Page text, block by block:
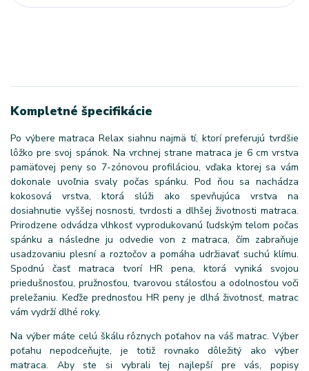
Kompletné špecifikácie
Po výbere matraca Relax siahnu najmä tí, ktorí preferujú tvrdšie
lôžko pre svoj spánok. Na vrchnej strane matraca je 6 cm vrstva
pamäťovej peny so 7-zónovou profiláciou, vďaka ktorej sa vám
dokonale uvoľnia svaly počas spánku. Pod ňou sa nachádza
kokosová vrstva, ktorá slúži ako spevňujúca vrstva na
dosiahnutie vyššej nosnosti, tvrdosti a dlhšej životnosti matraca.
Prirodzene odvádza vlhkosť vyprodukovanú ľudským telom počas
spánku a následne ju odvedie von z matraca, čím zabraňuje
usadzovaniu plesní a roztočov a pomáha udržiavať suchú klímu.
Spodnú časť matraca tvorí HR pena, ktorá vyniká svojou
priedušnosťou, pružnosťou, tvarovou stálosťou a odolnosťou voči
preležaniu. Keďže prednosťou HR peny je dlhá životnosť, matrac
vám vydrží dlhé roky.
Na výber máte celú škálu rôznych poťahov na váš matrac. Výber
poťahu nepodceňujte, je totiž rovnako dôležitý ako výber
matraca. Aby ste si vybrali tej najlepší pre vás, popisy